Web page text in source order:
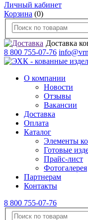
Личный кабинет
Корзина (0)
Доставка
8 800 755-07-76
О компании
Новости
Отзывы
Вакансии
Доставка
Оплата
Каталог
Элементы
Готовые
Прайс-лист
Фотогалерея
Партнерам
Контакты
8 800 755-07-76